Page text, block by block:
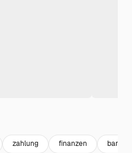
zahlung finanzen bargeld